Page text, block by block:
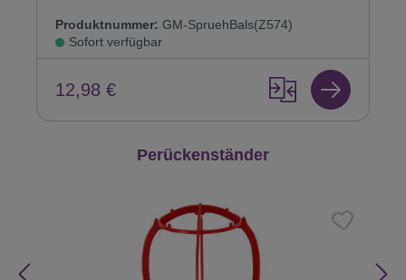
Produktnummer: GM-SpruehBals(Z574)
Sofort verfügbar
12,98 €
Produktgalerie überspringen
Perückenständer